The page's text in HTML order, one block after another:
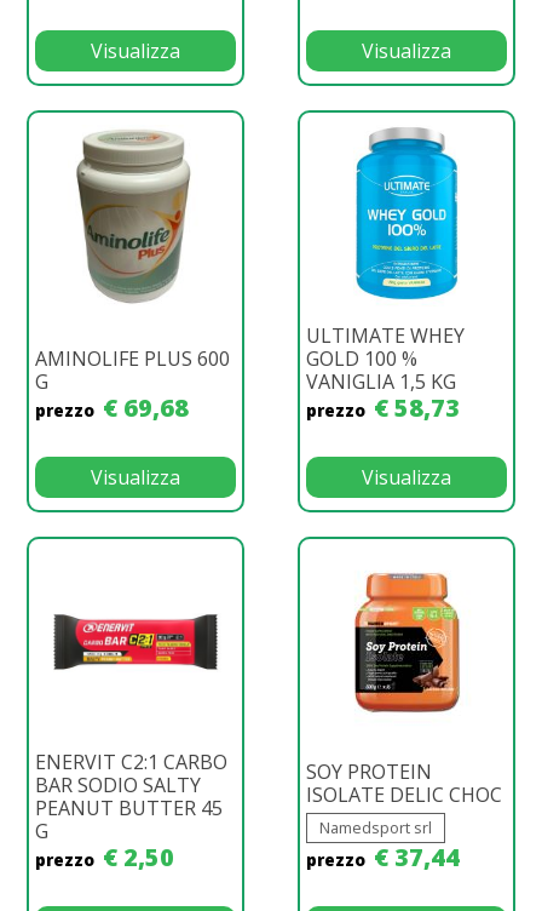
Visualizza Visualizza
AMINOLIFE PLUS 600
G
prezzo € 69,68
Visualizza
ULTIMATE WHEY
GOLD 100 %
VANIGLIA 1,5 KG
prezzo € 58,73
Visualizza
ENERVIT C2:1 CARBO
BAR SODIO SALTY
PEANUT BUTTER 45
G
prezzo € 2,50
SOY PROTEIN
ISOLATE DELIC CHOC
Namedsport srl
prezzo € 37,44